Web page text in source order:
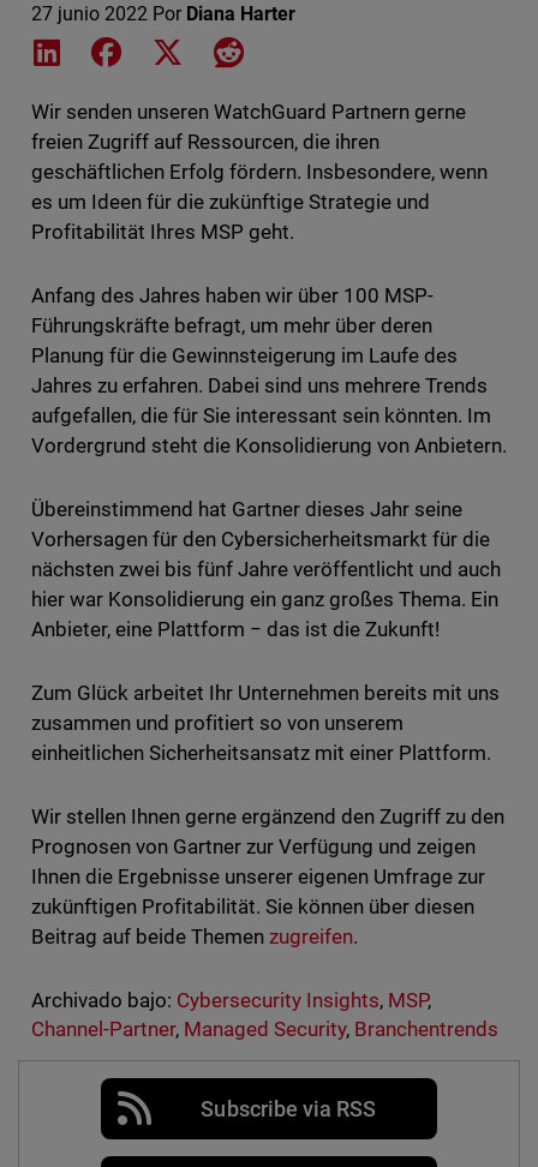
27 junio 2022 Por Diana Harter
Share on LinkedIn
Share on Facebook
Share on XShare on Reddit
Wir senden unseren WatchGuard Partnern gerne
freien Zugriff auf Ressourcen, die ihren
geschäftlichen Erfolg fördern. Insbesondere, wenn
es um Ideen für die zukünftige Strategie und
Profitabilität Ihres MSP geht.
Anfang des Jahres haben wir über 100 MSP-
Führungskräfte befragt, um mehr über deren
Planung für die Gewinnsteigerung im Laufe des
Jahres zu erfahren. Dabei sind uns mehrere Trends
aufgefallen, die für Sie interessant sein könnten. Im
Vordergrund steht die Konsolidierung von Anbietern.
Übereinstimmend hat Gartner dieses Jahr seine
Vorhersagen für den Cybersicherheitsmarkt für die
nächsten zwei bis fünf Jahre veröffentlicht und auch
hier war Konsolidierung ein ganz großes Thema. Ein
Anbieter, eine Plattform − das ist die Zukunft!
Zum Glück arbeitet Ihr Unternehmen bereits mit uns
zusammen und profitiert so von unserem
einheitlichen Sicherheitsansatz mit einer Plattform.
Wir stellen Ihnen gerne ergänzend den Zugriff zu den
Prognosen von Gartner zur Verfügung und zeigen
Ihnen die Ergebnisse unserer eigenen Umfrage zur
zukünftigen Profitabilität. Sie können über diesen
Beitrag auf beide Themen zugreifen.
Archivado bajo: Cybersecurity Insights, MSP,
Channel-Partner, Managed Security, Branchentrends
Subscribe via RSS